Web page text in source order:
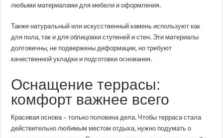
любыми материалами для мебели и оформления.
Также натуральный или искусственный камень используют как
для пола, так и для облицовки ступеней и стен. Эти материалы
долговечны, не подвержены деформации, но требуют
качественной укладки и подготовки основания.
Оснащение террасы:
комфорт важнее всего
Красивая основа – только половина дела. Чтобы терраса стала
действительно любимым местом отдыха, нужно подумать о